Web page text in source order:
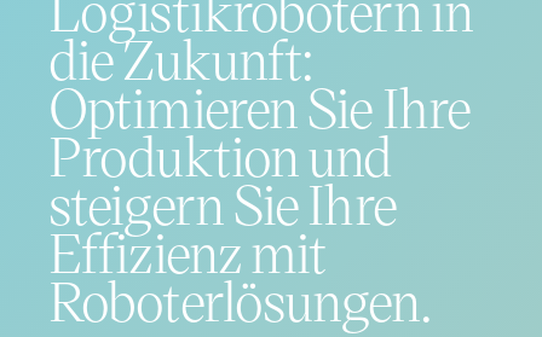
die Zukunft:
Optimieren Sie Ihre
Produktion und
steigern Sie Ihre
Effizienz mit
Roboterlösungen.